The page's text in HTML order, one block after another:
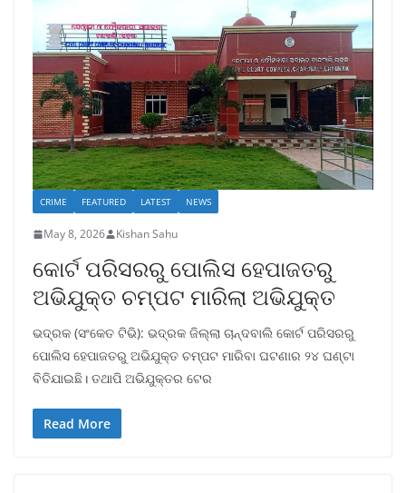
CRIME FEATURED LATEST NEWS
May 8, 2026 Kishan Sahu
କୋର୍ଟ ପରିସରରୁ ପୋଲିସ ହେପାଜତରୁ
ଅଭିଯୁକ୍ତ ଚମ୍ପଟ ମାରିଲା ଅଭିଯୁକ୍ତ
ଭଦ୍ରକ (ସଂକେତ ଟିଭି): ଭଦ୍ରକ ଜିଲ୍ଲା ଚାନ୍ଦବାଲି କୋର୍ଟ ପରିସରରୁ
ପୋଲିସ ହେପାଜତରୁ ଅଭିଯୁକ୍ତ ଚମ୍ପଟ ମାରିବା ଘଟଣାର ୨୪ ଘଣ୍ଟା
ବିତିଯାଇଛି। ତଥାପି ଅଭିଯୁକ୍ତର ଟେର
Read More